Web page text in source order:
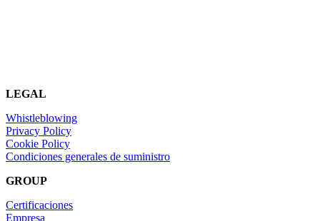
LEGAL
Whistleblowing
Privacy Policy
Cookie Policy
Condiciones generales de suministro
GROUP
Certificaciones
Empresa